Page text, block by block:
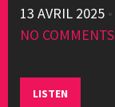
13 AVRIL 2025 •
NO COMMENTS
LISTEN